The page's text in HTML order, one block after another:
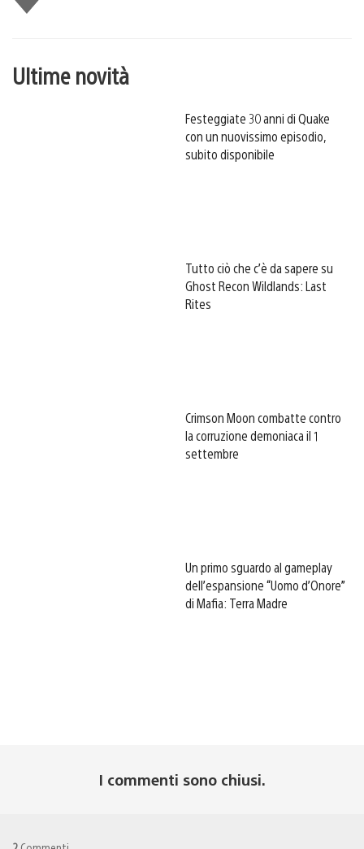
piace
Ultime novità
Festeggiate 30 anni di Quake
con un nuovissimo episodio,
subito disponibile
Tutto ciò che c’è da sapere su
Ghost Recon Wildlands: Last
Rites
Crimson Moon combatte contro
la corruzione demoniaca il 1
settembre
Un primo sguardo al gameplay
dell’espansione “Uomo d’Onore”
di Mafia: Terra Madre
I commenti sono chiusi.